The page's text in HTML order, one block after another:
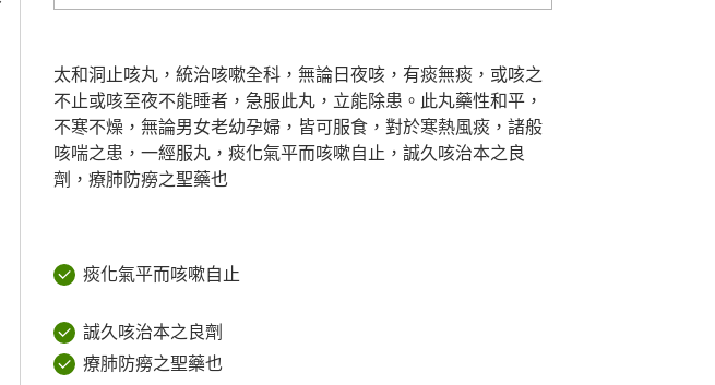
太和洞止咳丸，統治咳嗽全科，無論日夜咳，有痰無痰，或咳之
不止或咳至夜不能睡者，急服此丸，立能除患。此丸藥性和平，
不寒不燥，無論男女老幼孕婦，皆可服食，對於寒熱風痰，諸般
咳喘之患，一經服丸，痰化氣平而咳嗽自止，誠久咳治本之良
劑，療肺防癆之聖藥也
痰化氣平而咳嗽自止
誠久咳治本之良劑
療肺防癆之聖藥也